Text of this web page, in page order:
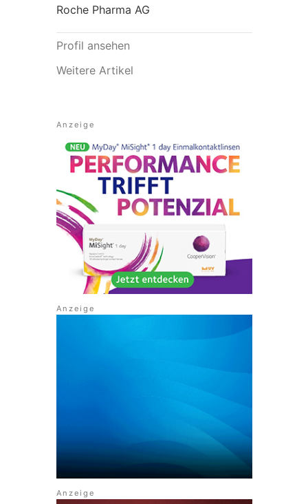
Roche Pharma AG
Profil ansehen
Weitere Artikel